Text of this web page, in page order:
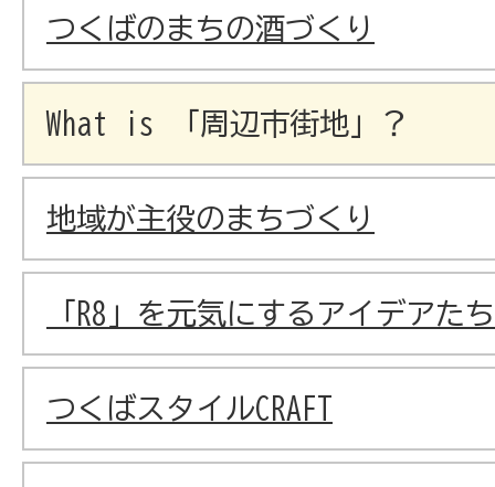
つくばのまちの酒づくり
What is 「周辺市街地」？
地域が主役のまちづくり
「R8」を元気にするアイデアたち
つくばスタイルCRAFT